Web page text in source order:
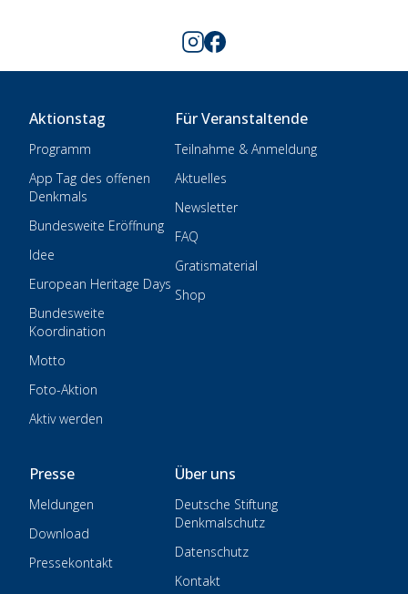
Aktionstag
Programm
App Tag des offenen
Denkmals
Bundesweite Eröffnung
Idee
European Heritage Days
Bundesweite
Koordination
Motto
Foto-Aktion
Aktiv werden
Für Veranstaltende
Teilnahme & Anmeldung
Aktuelles
Newsletter
FAQ
Gratismaterial
Shop
Presse
Meldungen
Download
Pressekontakt
Über uns
Deutsche Stiftung
Denkmalschutz
Datenschutz
Kontakt